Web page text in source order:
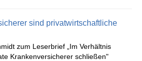
sind privatwirtschaftliche
zum Leserbrief „Im Verhältnis
Krankenversicherer schließen"